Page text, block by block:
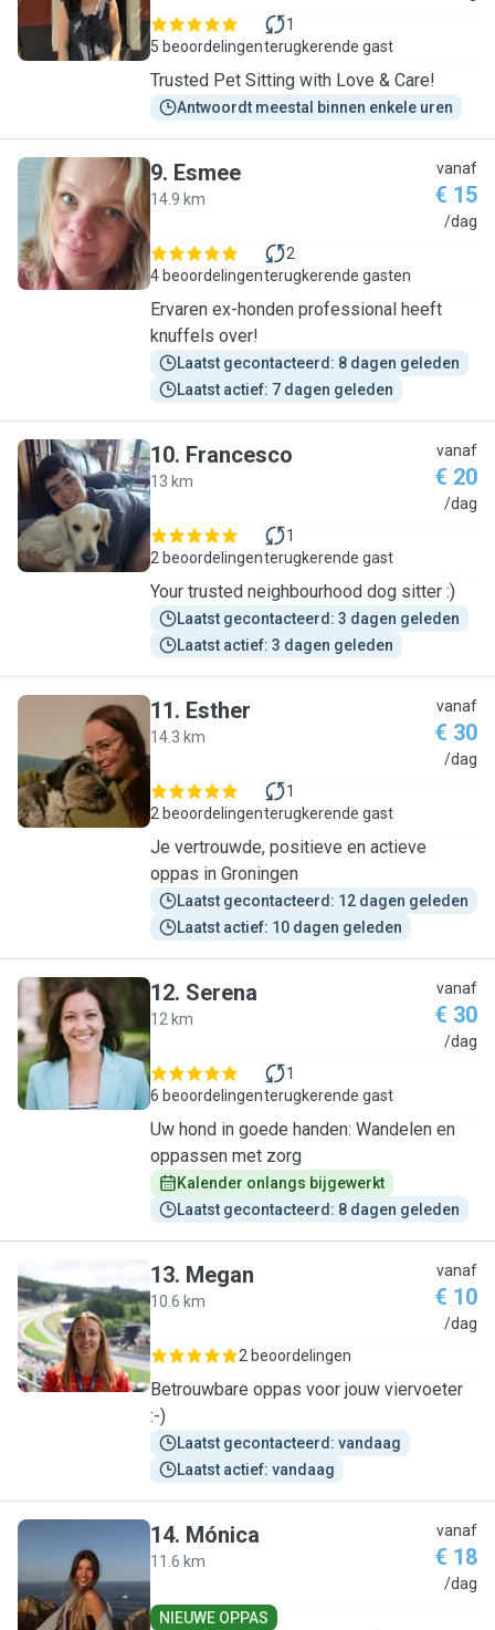
5 beoordelingen
1
terugkerende gast
Trusted Pet Sitting with Love & Care!
Antwoordt meestal binnen enkele uren
E
9. Esmee
14.9 km
vanaf
€ 15
/dag
4 beoordelingen
2
terugkerende gasten
Ervaren ex-honden professional heeft
knuffels over!
Laatst gecontacteerd: 8 dagen geleden
Laatst actief: 7 dagen geleden
F
10. Francesco
13 km
vanaf
€ 20
/dag
2 beoordelingen
1
terugkerende gast
Your trusted neighbourhood dog sitter :)
Laatst gecontacteerd: 3 dagen geleden
Laatst actief: 3 dagen geleden
E
11. Esther
14.3 km
vanaf
€ 30
/dag
2 beoordelingen
1
terugkerende gast
Je vertrouwde, positieve en actieve
oppas in Groningen
Laatst gecontacteerd: 12 dagen geleden
Laatst actief: 10 dagen geleden
S
12. Serena
12 km
vanaf
€ 30
/dag
6 beoordelingen
1
terugkerende gast
Uw hond in goede handen: Wandelen en
oppassen met zorg
Kalender onlangs bijgewerkt
Laatst gecontacteerd: 8 dagen geleden
M
13. Megan
10.6 km
vanaf
€ 10
/dag
2 beoordelingen
Betrouwbare oppas voor jouw viervoeter
:-)
Laatst gecontacteerd: vandaag
Laatst actief: vandaag
M
14. Mónica
11.6 km
vanaf
€ 18
/dag
NIEUWE OPPAS